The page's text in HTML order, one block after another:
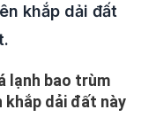
khắp dải đất
lạnh bao trùm
khắp dải đất này